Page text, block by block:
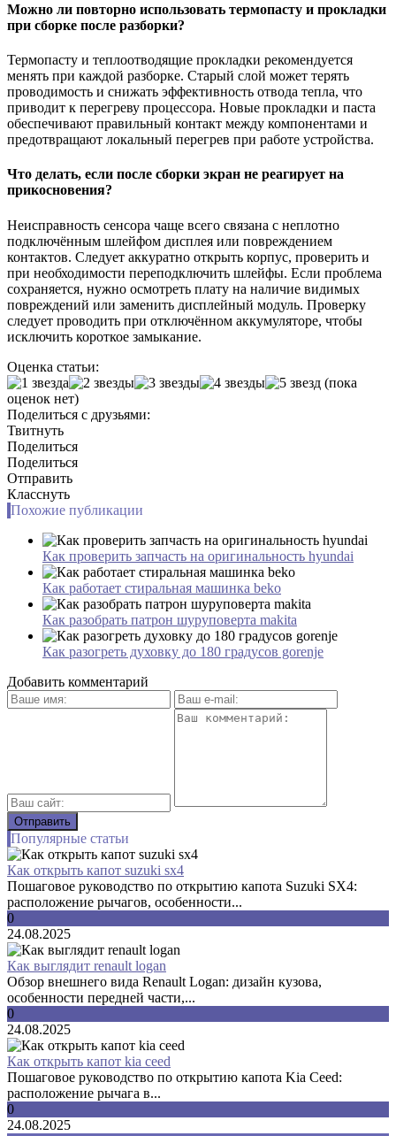
Можно ли повторно использовать термопасту и прокладки
при сборке после разборки?
Термопасту и теплоотводящие прокладки рекомендуется
менять при каждой разборке. Старый слой может терять
проводимость и снижать эффективность отвода тепла, что
приводит к перегреву процессора. Новые прокладки и паста
обеспечивают правильный контакт между компонентами и
предотвращают локальный перегрев при работе устройства.
Что делать, если после сборки экран не реагирует на
прикосновения?
Неисправность сенсора чаще всего связана с неплотно
подключённым шлейфом дисплея или повреждением
контактов. Следует аккуратно открыть корпус, проверить и
при необходимости переподключить шлейфы. Если проблема
сохраняется, нужно осмотреть плату на наличие видимых
повреждений или заменить дисплейный модуль. Проверку
следует проводить при отключённом аккумуляторе, чтобы
исключить короткое замыкание.
Оценка статьи:
(пока
оценок нет)
Поделиться с друзьями:
Твитнуть
Поделиться
Поделиться
Отправить
Класснуть
Похожие публикации
Как проверить запчасть на оригинальность hyundai
Как работает стиральная машинка beko
Как разобрать патрон шуруповерта makita
Как разогреть духовку до 180 градусов gorenje
Добавить комментарий
Популярные статьи
Как открыть капот suzuki sx4
Пошаговое руководство по открытию капота Suzuki SX4:
расположение рычагов, особенности...
0
24.08.2025
Как выглядит renault logan
Обзор внешнего вида Renault Logan: дизайн кузова,
особенности передней части,...
0
24.08.2025
Как открыть капот kia ceed
Пошаговое руководство по открытию капота Kia Ceed:
расположение рычага в...
0
24.08.2025